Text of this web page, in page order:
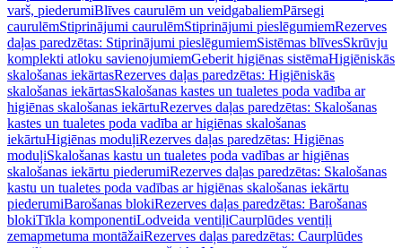
varš, piederumiBlīves caurulēm un veidgabaliemPārsegi
caurulēmStiprinājumi caurulēmStiprinājumi pieslēgumiemRezerves
daļas paredzētas: Stiprinājumi pieslēgumiemSistēmas blīvesSkrūvju
komplekti atloku savienojumiemGeberit higiēnas sistēmaHigiēniskās
skalošanas iekārtasRezerves daļas paredzētas: Higiēniskās
skalošanas iekārtasSkalošanas kastes un tualetes poda vadība ar
higiēnas skalošanas iekārtuRezerves daļas paredzētas: Skalošanas
kastes un tualetes poda vadība ar higiēnas skalošanas
iekārtuHigiēnas moduļiRezerves daļas paredzētas: Higiēnas
moduļiSkalošanas kastu un tualetes poda vadības ar higiēnas
skalošanas iekārtu piederumiRezerves daļas paredzētas: Skalošanas
kastu un tualetes poda vadības ar higiēnas skalošanas iekārtu
piederumiBarošanas blokiRezerves daļas paredzētas: Barošanas
blokiTīkla komponentiLodveida ventiļiCaurplūdes ventiļi
zemapmetuma montāžaiRezerves daļas paredzētas: Caurplūdes